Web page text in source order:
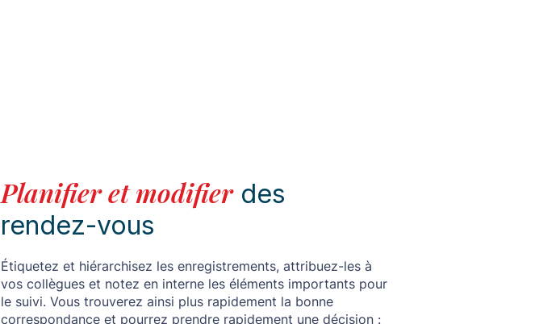
Planifier et modifierdes
rendez-vous
Étiquetez et hiérarchisez les enregistrements, attribuez-les à
vos collègues et notez en interne les éléments importants pour
le suivi. Vous trouverez ainsi plus rapidement la bonne
correspondance et pourrez prendre rapidement une décision :